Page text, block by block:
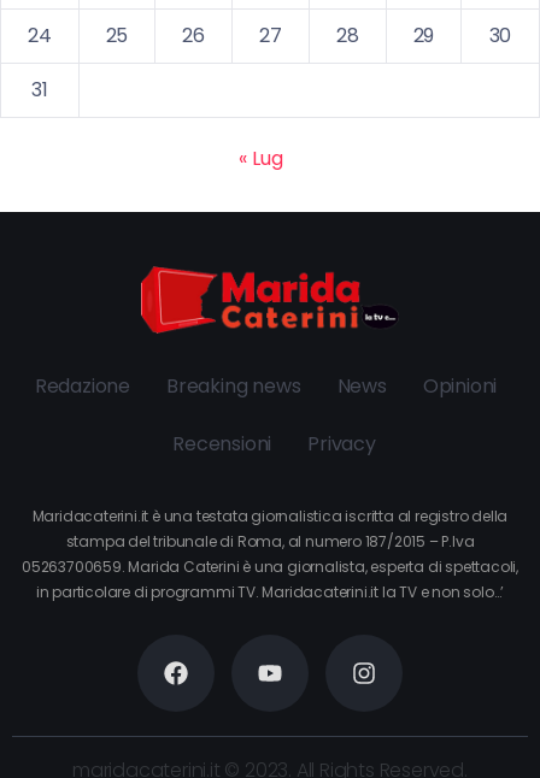
24
25 26 27 28 29
30
31
« Lug
Redazione Breaking news News Opinioni
Recensioni Privacy
Maridacaterini.it è una testata giornalistica iscritta al registro della
stampa del tribunale di Roma, al numero 187/2015 – P.Iva
05263700659. Marida Caterini è una giornalista, esperta di spettacoli,
in particolare di programmi TV. Maridacaterini.it la TV e non solo…’
maridacaterini.it © 2023. All Rights Reserved.